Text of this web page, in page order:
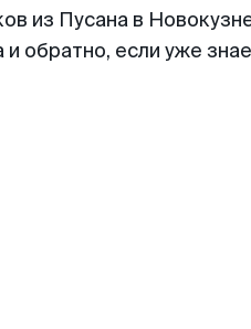
из Пусана в
обратно, если уже